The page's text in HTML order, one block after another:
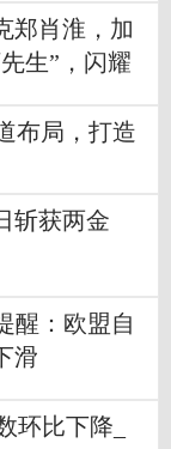
郑肖淮，加
生”，闪耀
布局，打造
斩获两金
醒：欧盟自
滑
环比下降_